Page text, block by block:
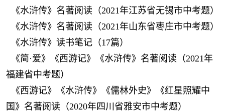
《水浒传》名著阅读（2021年江苏省无锡市中考题）
《水浒传》名著阅读（2021年山东省枣庄市中考题）
《水浒传》读书笔记（17篇）
《简·爱》《西游记》《水浒传》名著阅读（2021年
福建省中考题）
《西游记》《水浒传》《儒林外史》《红星照耀中
国》名著阅读（2020年四川省雅安市中考题）